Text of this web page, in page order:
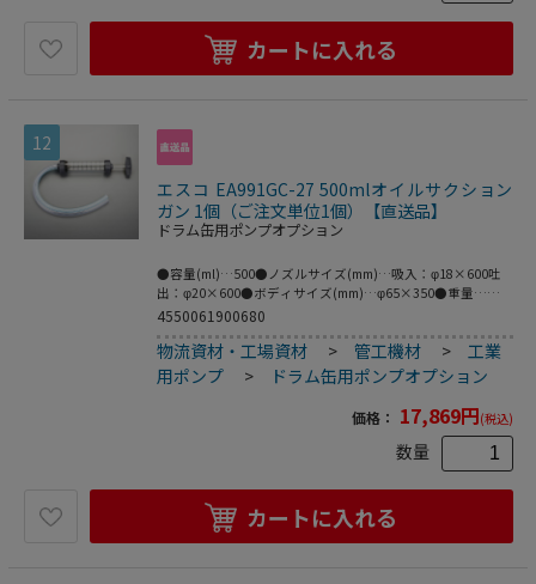
カートに入れる
12
エスコ EA991GC-27 500mlオイルサクション
ガン 1個（ご注文単位1個）【直送品】
ドラム缶用ポンプオプション
●容量(ml)…500●ノズルサイズ(mm)…吸入：φ18×600吐
出：φ20×600●ボディサイズ(mm)…φ65×350●重量…
740g●最小目盛…50ml●ポリ塩化ビニル製●軽油、ディー
でお手入れも簡単●SAE45まで対応●梱包サイ
ズ:168×683×70●梱包重量1060g
4550061900680
物流資材・工場資材 >管工機材 > 工業
用ポンプ
> ドラム缶用ポンプオプション
価格： 17,869円(税込)
数量
カートに入れる